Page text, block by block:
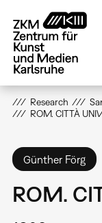
zum
Inhalt
Research
ROM. CITTÀ
Günther Förg
ROM.